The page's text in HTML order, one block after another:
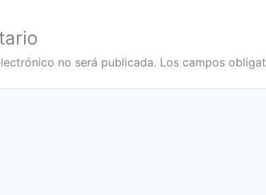
no será publicada. Los campos